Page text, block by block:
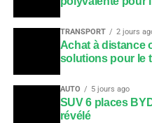
TRANSPORT 2 jours
Achat à distance
solutions pour le
AUTO 5 jours ago
SUV 6 places
révélé